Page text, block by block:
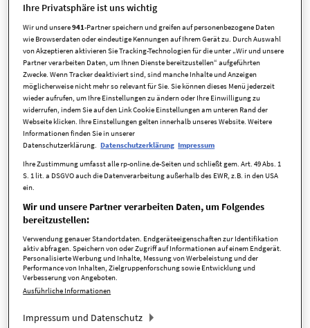
Investitionskosten gesenkt werden. In dem folgenden Artikel
erfahren Sie die wesentlichen Informationen rund um eine
energetische Modernisierung.
Wann muss man energetisch sanieren?
Viele stellen sich die Frage, wann eine energetische
Renovierung erfolgen muss. Geregelt sind die gesetzlichen
Bestimmungen in der Energieeinsparverordnung (ENEV).
Es gibt die Verpflichtung für Käuferinnen und Käufer einer
Bestandsimmobilie, insofern es sich um ein Ein- oder
Zweifamilienhaus handelt und dieses vor dem 01.02.2002
Sanierung innerhalb von zwei Jahren nach dem Einzug zu
Ein Austausch der Heizung ist verpflichtend, wenn die Öl- oder
Gasheizung älter als 30 Jahre ist. Die Pflicht zur Sanierung tritt
dann ein, insofern es sich um einen Standard- oder
Konstanttemperaturkessel handelt. Für Brennwerttechnik
oder Niedertemperaturtechnik gibt es keine Verpflichtung.
Ihre Privatsphäre ist uns wichtig
Wir und unsere941-Partner speichern und greifen auf personenbezogene Daten
wie Browserdaten oder eindeutige Kennungen auf Ihrem Gerät zu. Durch Auswahl
von Akzeptieren aktivieren Sie Tracking-Technologien für die unter „Wir und unsere
Partner verarbeiten Daten, um Ihnen Dienste bereitzustellen“ aufgeführten
Zwecke. Wenn Tracker deaktiviert sind, sind manche Inhalte und Anzeigen
möglicherweise nicht mehr so relevant für Sie. Sie können dieses Menü jederzeit
wieder aufrufen, um Ihre Einstellungen zu ändern oder Ihre Einwilligung zu
widerrufen, indem Sie auf den Link Cookie Einstellungen am unteren Rand der
Webseite klicken. Ihre Einstellungen gelten innerhalb unseres Website. Weitere
Informationen finden Sie in unserer
Datenschutzerklärung. Datenschutzerklärung Impressum
Ihre Zustimmung umfasst alle rp-online.de-Seiten und schließt gem. Art. 49 Abs. 1
S. 1 lit. a DSGVO auch die Datenverarbeitung außerhalb des EWR, z.B. in den USA
ein.
Wir und unsere Partner verarbeiten Daten, um Folgendes
bereitzustellen:
Verwendung genauer Standortdaten. Endgeräteeigenschaften zur Identifikation
aktiv abfragen. Speichern von oder Zugriff auf Informationen auf einem Endgerät.
Personalisierte Werbung und Inhalte, Messung von Werbeleistung und der
Performance von Inhalten, Zielgruppenforschung sowie Entwicklung und
Verbesserung von Angeboten.
Ausführliche Informationen
Impressum und Datenschutz